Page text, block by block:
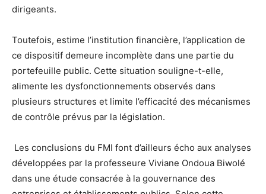
dirigeants.
Toutefois, estime l’institution financière, l’application de
ce dispositif demeure incomplète dans une partie du
portefeuille public. Cette situation souligne-t-elle,
alimente les dysfonctionnements observés dans
plusieurs structures et limite l’efficacité des mécanismes
de contrôle prévus par la législation.
Les conclusions du FMI font d’ailleurs écho aux analyses
développées par la professeure Viviane Ondoua Biwolé
dans une étude consacrée à la gouvernance des